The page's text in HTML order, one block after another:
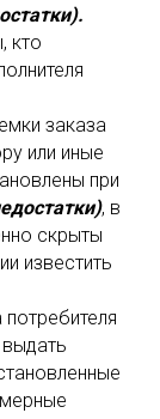
кто
заказа
или иные
при
, в
скрыты
известить